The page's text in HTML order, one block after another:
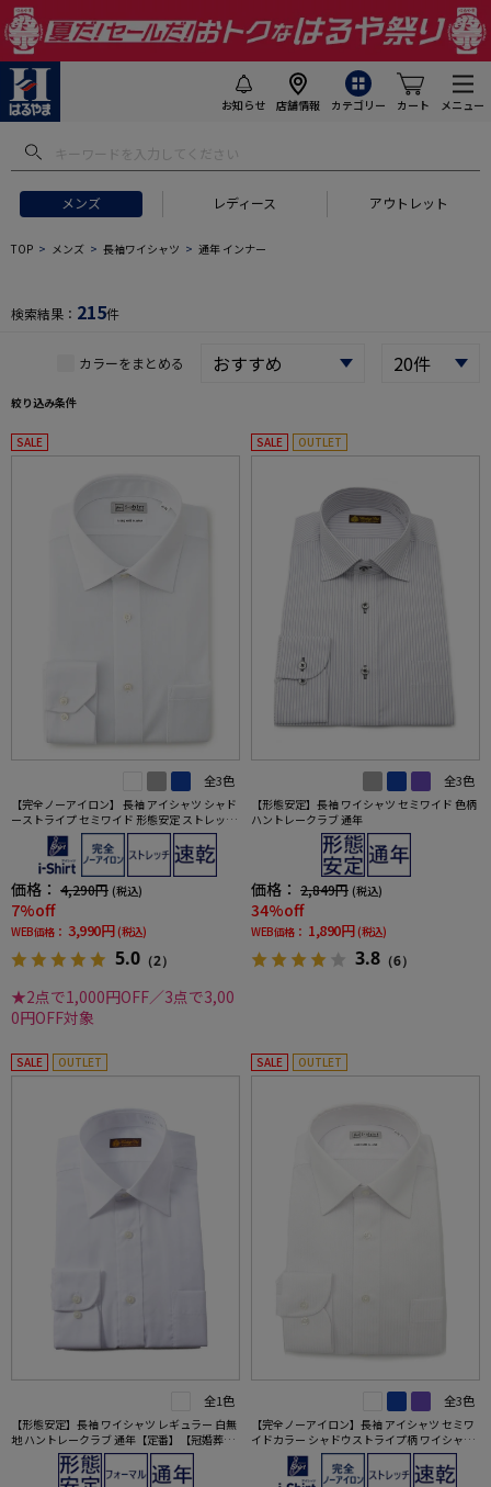
お知らせ 店舗情報 カテゴリー カート メニュー
メンズ レディース アウトレット
フトにおすすめ #セットアップ スーツ
TOP メンズ 長袖ワイシャツ 通年 インナー
検索結果： 215件
カラーをまとめる
絞り込み条件
SALE
全3色
【完全ノーアイロン】 長袖 アイシャツ シャド
ーストライプ セミワイド 形態安定 ストレッチ
吸汗速乾 ワイシャツ 通年
価格： 4,290円 (税込)
7%off
WEB価格： 3,990円 (税込)
5.0 （2）
★2点で1,000円OFF／3点で3,00
0円OFF対象
SALE OUTLET
全3色
【形態安定】長袖 ワイシャツ セミワイド 色柄
ハントレークラブ 通年
価格： 2,849円 (税込)
34%off
WEB価格： 1,890円 (税込)
3.8 （6）
SALE OUTLET
全1色
【形態安定】長袖 ワイシャツ レギュラー 白無
地 ハントレークラブ 通年【定番】【冠婚葬祭/
リクルート使用可】
SALE OUTLET
全3色
【完全ノーアイロン】長袖 アイシャツ セミワ
イドカラー シャドウストライプ柄 ワイシャツ i
-shirt 通年